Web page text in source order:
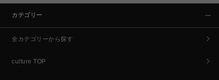
カテゴリー
全カテゴリーから探す
culture TOP